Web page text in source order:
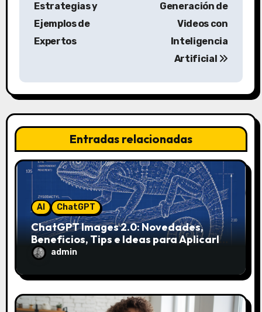
c
i
ó
n
d
e
t
r
Estrategias y
Ejemplos de
Expertos
Generación de
Videos con
Inteligencia
Artificial
Entradas relacionadas
AI ChatGPT
ChatGPT Images 2.0: Novedades,
Beneficios, Tips e Ideas para Aplicarlo
en Marketing
admin